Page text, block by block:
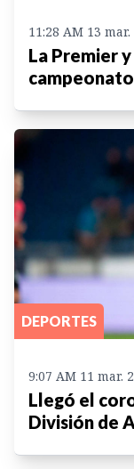
11:28 AM 13 mar.
La Premier
DEPORTES
9:07 AM 11 mar.
Llegó el
División de